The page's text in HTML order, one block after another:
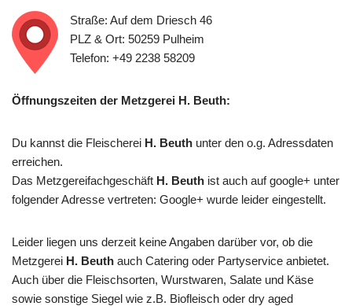
Straße: Auf dem Driesch 46
PLZ & Ort: 50259 Pulheim
Telefon: +49 2238 58209
Öffnungszeiten der Metzgerei H. Beuth:
Du kannst die Fleischerei H. Beuth unter den o.g. Adressdaten
erreichen.
Das Metzgereifachgeschäft H. Beuth ist auch auf google+ unter
folgender Adresse vertreten: Google+ wurde leider eingestellt.
Leider liegen uns derzeit keine Angaben darüber vor, ob die
Metzgerei H. Beuth auch Catering oder Partyservice anbietet.
Auch über die Fleischsorten, Wurstwaren, Salate und Käse
sowie sonstige Siegel wie z.B. Biofleisch oder dry aged